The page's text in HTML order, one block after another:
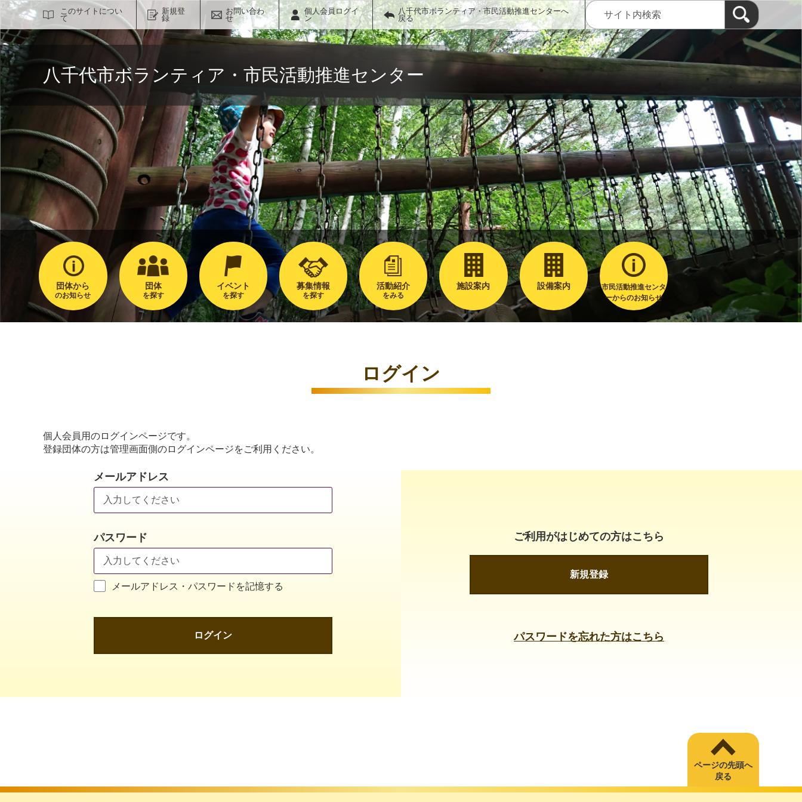
このサイトについ
て
新規登
録
お問い合わ
せ
個人会員ログイ
ン
八千代市ボランティア・市民活動推進センターへ
戻る
サイト内検索
八千代市ボランティア・市民活動推進センター
団体から
のお知らせ
団体
を探す
イベント
を探す
募集情報
を探す
活動紹介
をみる
施設案内 設備案内
市民活動推進センタ
ーからのお知らせ
ログイン
個人会員用のログインページです。
登録団体の方は管理画面側のログインページをご利用ください。
メールアドレス
パスワード
メールアドレス・パスワードを記憶する
ログイン
ご利用がはじめての方はこちら
新規登録
パスワードを忘れた方はこちら
ページの先頭へ
戻る